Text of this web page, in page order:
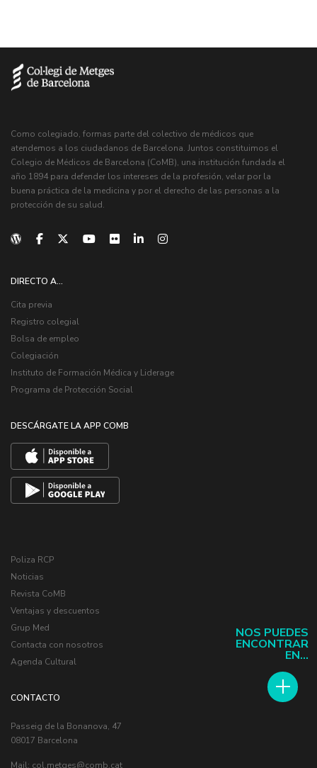
NOS PUEDES
ENCONTRAR
EN...
Como colegiado, formas parte del colectivo de médicos que
atendemos a los ciudadanos de Barcelona. Juntos constituimos el
Colegio de Médicos de Barcelona (CoMB), una institución fundada el
año 1894 para defender los intereses de la profesión, velar por la
buena práctica de la medicina y por el derecho de las personas a la
protección de su salud.
DIRECTO A...
Cita previa
Registro colegial
Bolsa de empleo
Colegiación
Instituto de Formación Médica y Liderage
Programa de Protección Social
DESCÁRGATE LA APP COMB
Poliza RCP
Noticias
Revista CoMB
Ventajas y descuentos
Grup Med
Contacta con nosotros
Agenda Cultural
CONTACTO
Passeig de la Bonanova, 47
08017 Barcelona
Mail: col.metges